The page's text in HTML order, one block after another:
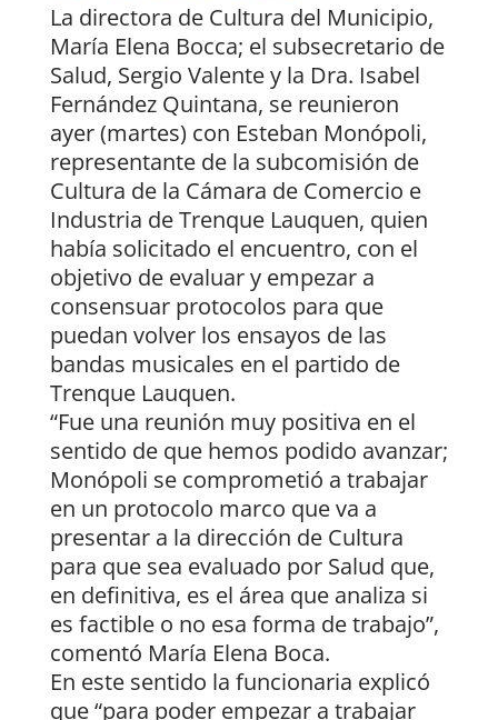
La directora de Cultura del Municipio,
María Elena Bocca; el subsecretario de
Salud, Sergio Valente y la Dra. Isabel
Fernández Quintana, se reunieron
ayer (martes) con Esteban Monópoli,
representante de la subcomisión de
Cultura de la Cámara de Comercio e
Industria de Trenque Lauquen, quien
había solicitado el encuentro, con el
objetivo de evaluar y empezar a
consensuar protocolos para que
puedan volver los ensayos de las
bandas musicales en el partido de
Trenque Lauquen.
“Fue una reunión muy positiva en el
sentido de que hemos podido avanzar;
Monópoli se comprometió a trabajar
en un protocolo marco que va a
presentar a la dirección de Cultura
para que sea evaluado por Salud que,
en definitiva, es el área que analiza si
es factible o no esa forma de trabajo”,
comentó María Elena Boca.
En este sentido la funcionaria explicó
que “para poder empezar a trabajar